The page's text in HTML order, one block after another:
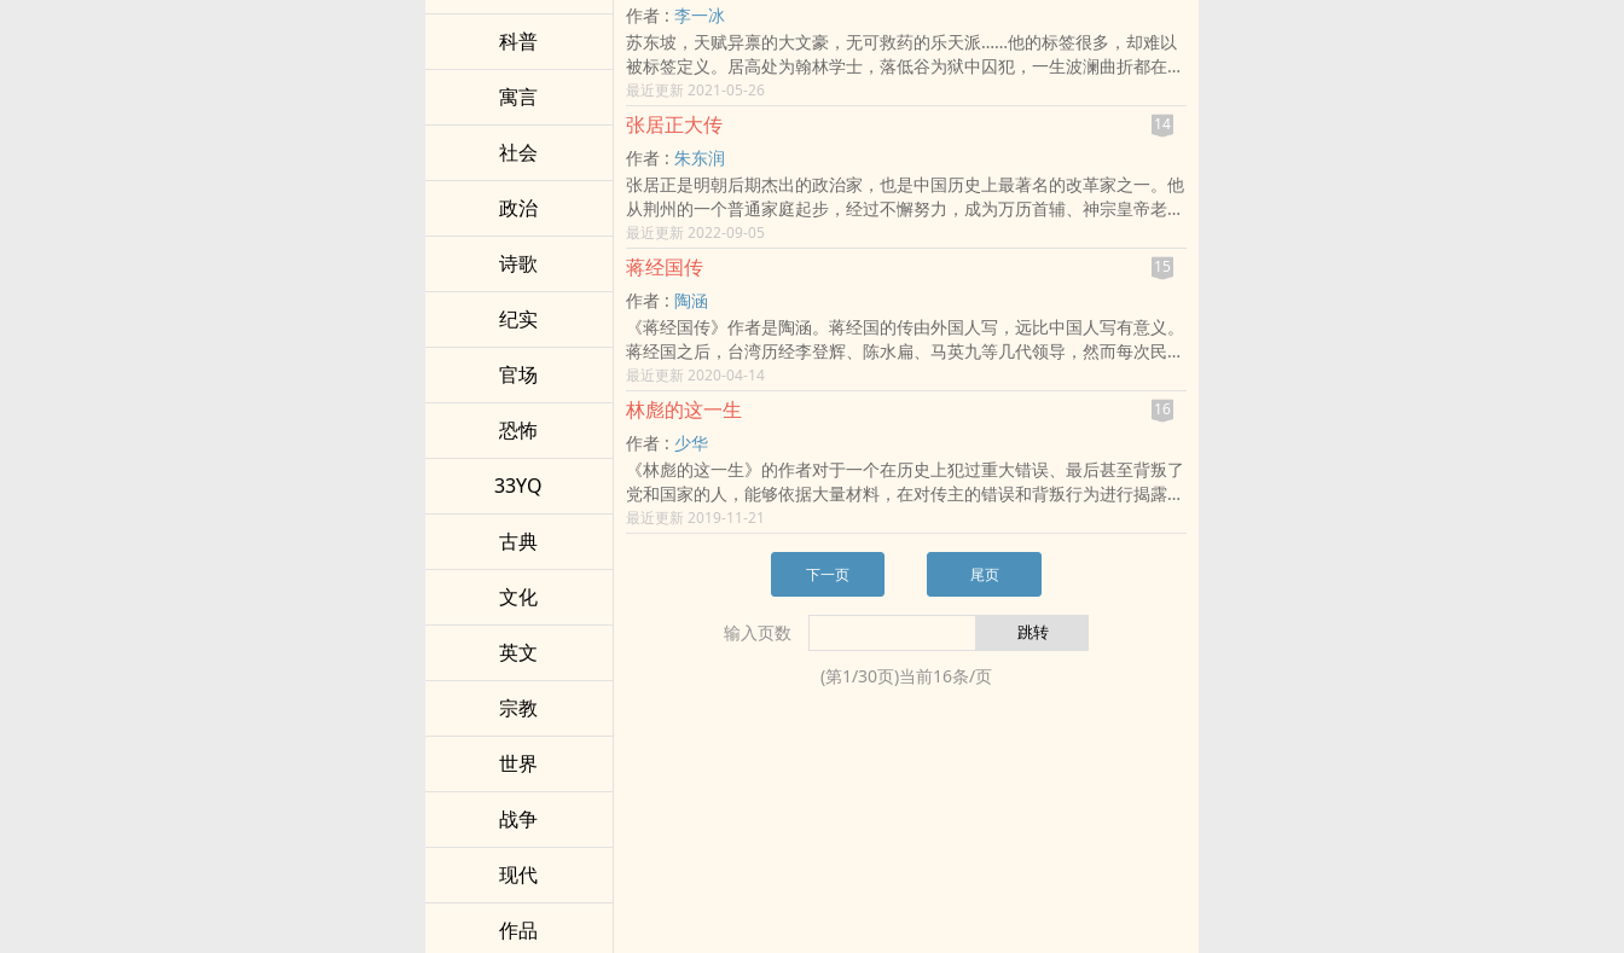
科普
寓言
社会
政治
诗歌
纪实
官场
恐怖
33YQ
古典
文化
英文
宗教
世界
战争
现代
作品
作者 : 李一冰
苏东坡，天赋异禀的大文豪，无可救药的乐天派……他的标签很多，却难以
被标签定义。居高处为翰林学士，落低谷为狱中囚犯，一生波澜曲折都在诗
里见。本书即以东坡诗词为主线，兼及东坡文集、后人笔记等百余种资料，
以坚实的考订和热情的笔触，呈现出一个立体的东坡形象。全新增订版特别
收录《寻找李一冰》和《缥缈孤鸿影──父亲与〈苏东坡新传〉》，追寻谜
样作者和出版缘由，附录《苏轼及宋朝大事年表》。◎人生为何不快乐，只
因未读苏东坡苏东坡是中国文化史上罕见的全才，在诗、文、书、画等方面
都有不俗成就。如此天才，一生都颠沛流离，但他却能超越个人的悲哀，既
超脱现实，又有烟火气。这种旷达的态度也指引我们获得自己的快乐之道。
◎余秋雨高度评价的传记经典，全新增订余秋雨先生在《苏东坡突围》一文
中直接引用本书原文，并高度评价此书文字典雅，作者归结甚有见地。本书
已出版近四十年，此次全新增订，收录《寻找李一冰》和《缥缈孤鸿影：父
亲与<苏东坡新传>》。◎以诗词为主线，参考百余种书目，还原真实、立体
的东坡形象诗言志，所以本书十之八九取材于东坡诗词，以触摸他内心的喜
怒哀乐。此外，作者参考东坡文集和后人笔记等百余种资料，考证坚实，笔
触细腻，还原一个真实、立体的东坡形象。◎典雅现代的装帧设计，四色彩
插，极具典藏价值典雅与现代并行的装帧风格，封面选用纹理极强的手揉
纸，手工粘贴纹理温厚的环保幼棉，并烫金印鉴。四色彩插，采用100g细
腻纯质纸印刷，直观展现苏东坡及其相关的画像、作品。
最近更新 2021-05-26
张居正大传 14
作者 : 朱东润
张居正是明朝后期杰出的政治家，也是中国历史上最著名的改革家之一。他
从荆州的一个普通家庭起步，经过不懈努力，成为万历首辅、神宗皇帝老
师，以及明朝中兴的奠基人。张居正对明朝的弊政做了大刀阔斧的改革，取
得了良好成效，在政治、经济和军事等方面都颇有建树。但是，为了推行改
革措施，张居正也曾经使用过不光彩的手段，其个人生活也难说检点。生
前，他位高权重，一言九鼎；死后，却被剥夺谥号，查抄家产，祸及子孙。
否定了张居正改革成果的大明帝国，也走向了灭亡之路。阅读本书，读者会
对张居正这位专制王朝的著名改革家有更深刻的理解与同情，对传主所置身
的那个时代有更清醒的认识与反思。本书不仅有相当突出的学术成就与研究
价值，也有非常重要的现实指导意义与实用价值。
最近更新 2022-09-05
蒋经国传 15
作者 : 陶涵
《蒋经国传》作者是陶涵。蒋经国的传由外国人写，远比中国人写有意义。
蒋经国之后，台湾历经李登辉、陈水扁、马英九等几代领导，然而每次民调
显示，对台湾民主、经济、民生等各方面贡献最大的领导人，都是蒋经国。
这位集中国宫廷、苏联共产主义、美国民主价值、台湾本土经验于一身的谜
样人物，究竟有着怎样的魅力和经历？蒋经国与邓小平在莫斯科同学少年，
一心服膺共产主义，归国后分道扬镳；数十年后，隔着海峡，一个推行改革
开放，一个力促十大建设，一个建立现代化强国，一个成为亚洲四小龙，是
必然还是巧合？为什么自章亚若死后，蒋经国终其一生不见儿子章孝严、章
孝慈？为什么两位私生子却成了蒋家第三代中最优秀的继承者？为什么蒋家
物，却也是台湾民主与现代化的推手。他极富远见地抓住机遇，力排众议，
推行十大建设，推动台湾经济起飞，又力阻党内、族系压力，临终之前解除
戒严，为台湾开启民主、自由的闸门。同一个蒋经国，为何有如此天翻地覆
的转变？陶涵《蒋经国传》，是蒋经国一生重要政治、经济、军事、社会活
动和思想的精彩记录，既呈现出蒋经国复杂多面的个性，客观评述其一生历
史功过，同时又以一个美国外交官的宏阔视野和国际政治、军事角力的视
最近更新 2020-04-14
林彪的这一生 16
作者 : 少华
《林彪的这一生》的作者对于一个在历史上犯过重大错误、最后甚至背叛了
党和国家的人，能够依据大量材料，在对传主的错误和背叛行为进行揭露的
同时，对其在中共党史上曾经有过的贡献也给予了充分展示：土地革命时
期，林彪以其聪明才智和卓越战功累迁排长、连长、营长、团长、纵队司
令、军长，成长毛泽东、朱德麾下的著名战将，令国民党将领望而生畏，被
誉为战神。 抗日战争时期，林彪指挥了平型关战斗，歼敌板垣师团第二
十一旅团一千余人，缴获了大量军需物资。林彪打破了日军不可战胜的神
话，一夜之间，常胜将军的美名传遍神州。解放战争时期，林彪接连指挥辽
沈决战、平津决战、渡江战略追击战和解决海南岛等规模巨大的战役，从东
北到南疆，林彪和他的四野所向披靡，令国民党军闻风丧胆。……我们完全
最近更新 2019-11-21
下一页 尾页
输入页数
(第1/30页)当前16条/页